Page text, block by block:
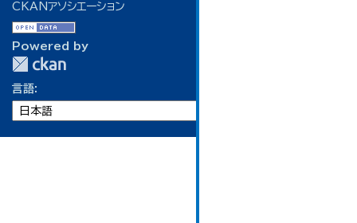
CKANアソシエーション
Powered by
言語